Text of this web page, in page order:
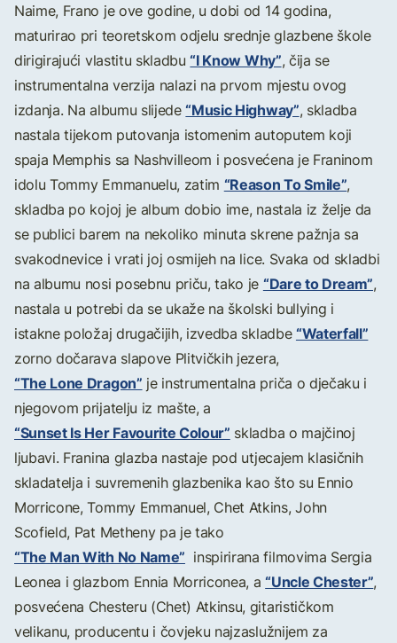
Naime, Frano je ove godine, u dobi od 14 godina,
maturirao pri teoretskom odjelu srednje glazbene škole
dirigirajući vlastitu skladbu“I Know Why”, čija se
instrumentalna verzija nalazi na prvom mjestu ovog
izdanja. Na albumu slijede“Music Highway”, skladba
nastala tijekom putovanja istomenim autoputem koji
spaja Memphis sa Nashvilleom i posvećena je Franinom
idolu Tommy Emmanuelu, zatim “Reason To Smile”,
skladba po kojoj je album dobio ime, nastala iz želje da
se publici barem na nekoliko minuta skrene pažnja sa
svakodnevice i vrati joj osmijeh na lice. Svaka od skladbi
na albumu nosi posebnu priču, tako je “Dare to Dream”,
nastala u potrebi da se ukaže na školski bullying i
istakne položaj drugačijih, izvedba skladbe“Waterfall”
zorno dočarava slapove Plitvičkih jezera,
“The Lone Dragon” je instrumentalna priča o dječaku i
njegovom prijatelju iz mašte, a
“Sunset Is Her Favourite Colour” skladba o majčinoj
ljubavi. Franina glazba nastaje pod utjecajem klasičnih
skladatelja i suvremenih glazbenika kao što su Ennio
Morricone, Tommy Emmanuel, Chet Atkins, John
Scofield, Pat Metheny pa je tako
“The Man With No Name” inspirirana filmovima Sergia
Leonea i glazbom Ennia Morriconea, a“Uncle Chester”,
posvećena Chesteru (Chet) Atkinsu, gitarističkom
velikanu, producentu i čovjeku najzaslužnijem za